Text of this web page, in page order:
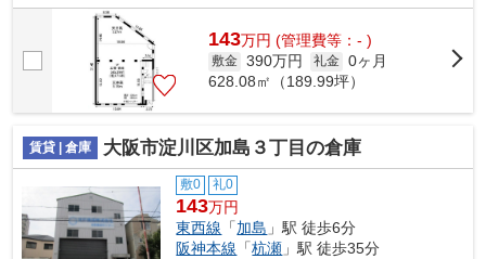
143万円 (管理費等：- )
敷金 390万円 礼金 0ヶ月
628.08㎡（189.99坪）
賃貸 | 倉庫 大阪市淀川区加島３丁目の倉庫
敷0 礼0
143万円
東西線 「加島 」駅 徒歩6分
阪神本線 「杭瀬 」駅 徒歩35分